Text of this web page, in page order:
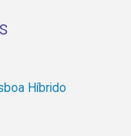
Híbrido